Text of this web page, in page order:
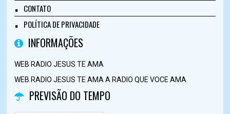
CONTATO
POLÍTICA DE PRIVACIDADE
INFORMAÇÕES
WEB RADIO JESUS TE AMA
WEB RADIO JESUS TE AMA A RADIO QUE VOCE AMA
PREVISÃO DO TEMPO